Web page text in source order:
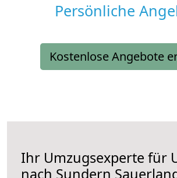
Persönliche
Kostenlose Angebote
Ihr Umzugsexperte für
nach Sundern